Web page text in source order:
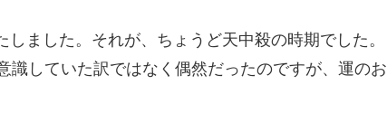
ました。それが、ちょうど天中殺の時期でした。
識していた訳ではなく偶然だったのですが、運のお